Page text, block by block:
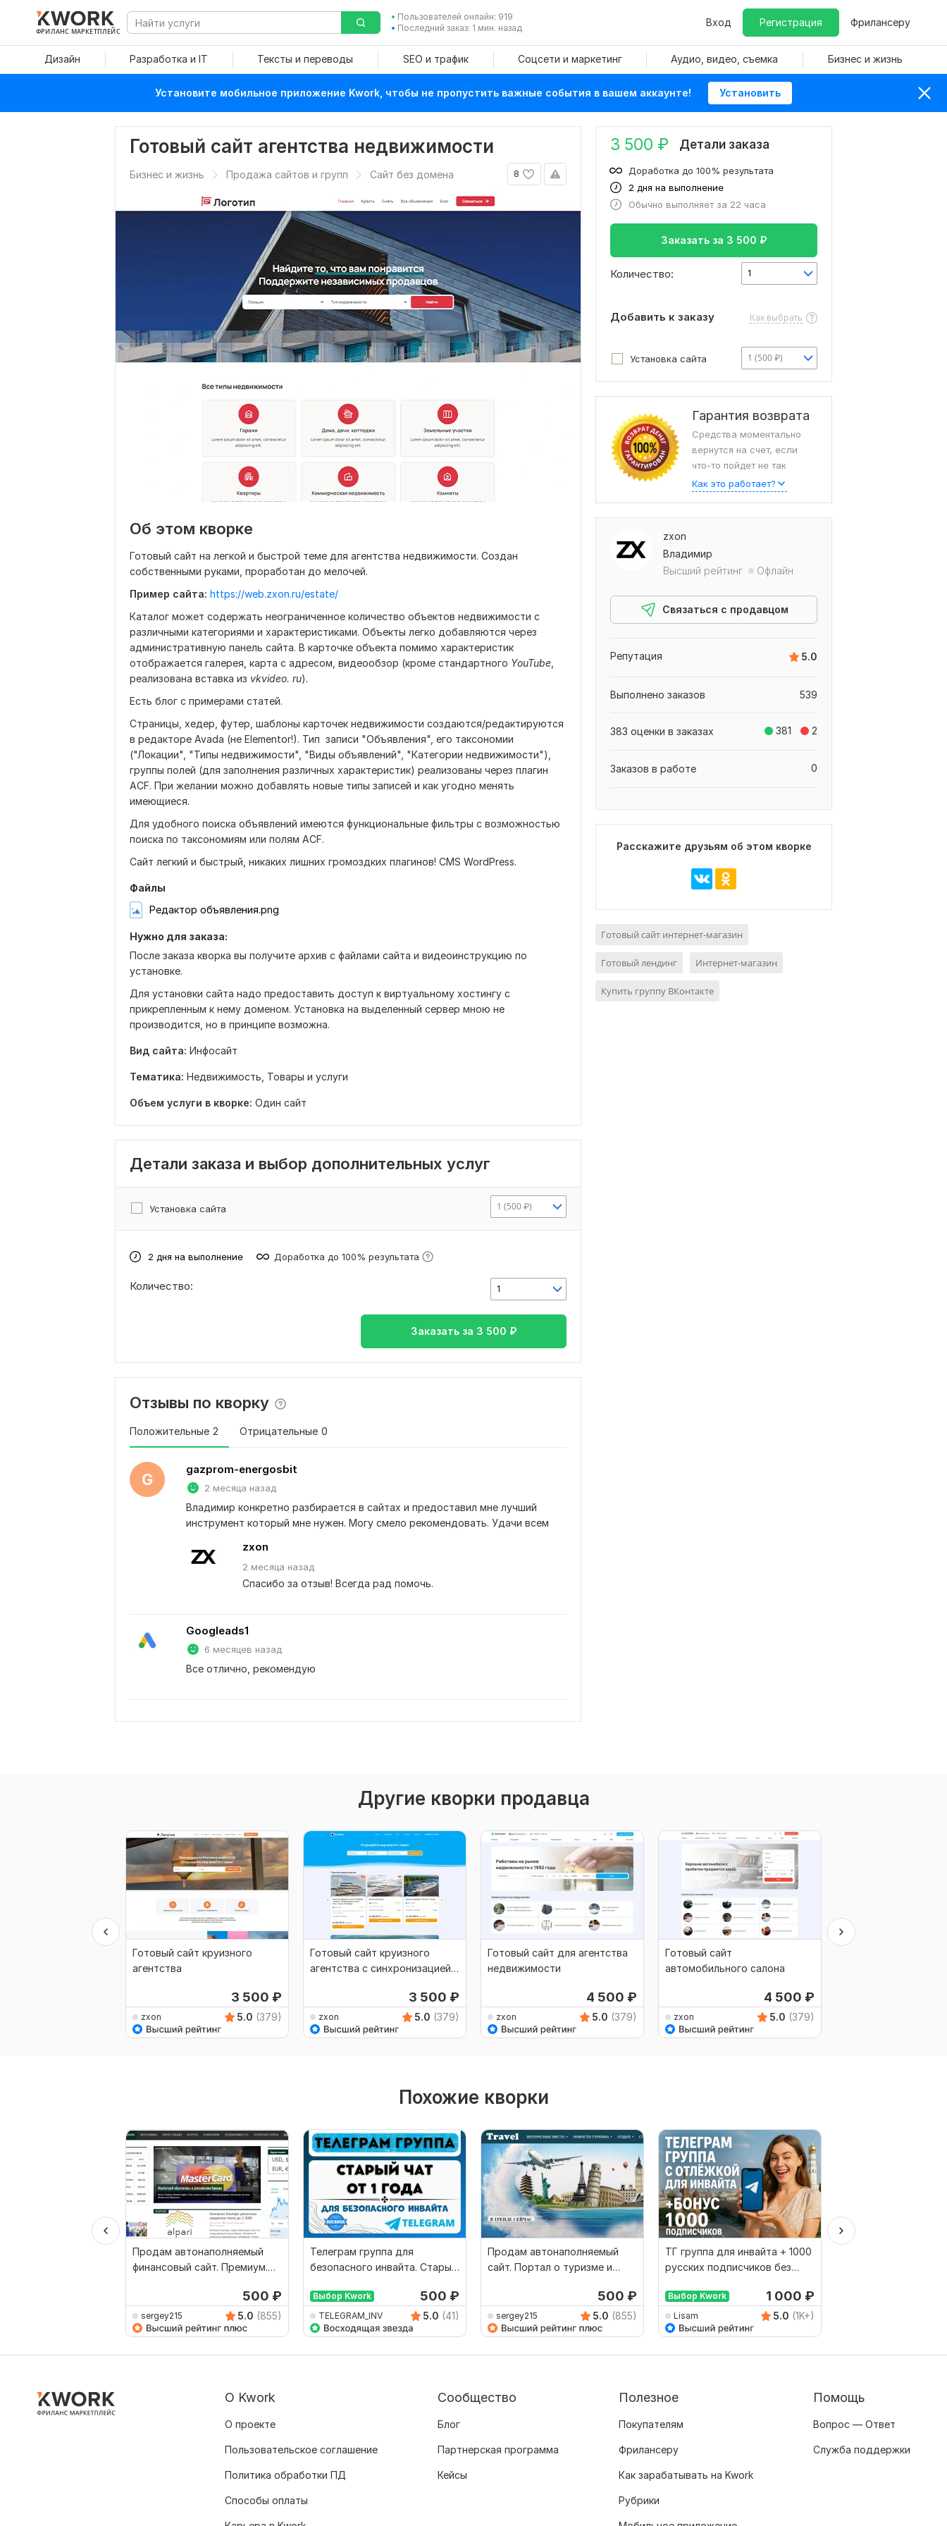
ФРИЛАНС МАРКЕТПЛЕЙС
Пользователей онлайн: 919
Последний заказ: 1 мин. назад
Вход Регистрация Фрилансеру
Дизайн Разработка и IT Тексты и переводы SEO и трафик Соцсети и маркетинг Аудио, видео, съемка Бизнес и жизнь
Установите мобильное приложение Kwork, чтобы не пропустить важные события в вашем аккаунте! Установить
Готовый сайт агентства недвижимости
8
Бизнес и жизнь Продажа сайтов и групп Сайт без домена
Об этом кворке
Готовый сайт на легкой и быстрой теме для агентства недвижимости. Создан
собственными руками, проработан до мелочей.
Пример сайта: https://web.zxon.ru/estate/
Каталог может содержать неограниченное количество объектов недвижимости с
различными категориями и характеристиками. Объекты легко добавляются через
административную панель сайта. В карточке объекта помимо характеристик
отображается галерея, карта с адресом, видеообзор (кроме стандартного YouTube
реализована вставка из vkvideo. ru).
Есть блог с примерами статей.
Страницы, хедер, футер, шаблоны карточек недвижимости создаются/редактируются
в редакторе Avada (не Elementor!). Тип записи "Объявления", его таксономии
("Локации", "Типы недвижимости", "Виды объявлений", "Категории недвижимости"),
группы полей (для заполнения различных характеристик) реализованы через плагин
ACF. При желании можно добавлять новые типы записей и как угодно менять
имеющиеся.
Для удобного поиска объявлений имеются функциональные фильтры с возможностью
поиска по таксономиям или полям ACF.
Сайт легкий и быстрый, никаких лишних громоздких плагинов! CMS WordPress.
Файлы
Редактор объявления.png
Нужно для заказа:
После заказа кворка вы получите архив с файлами сайта и видеоинструкцию по
установке.
Для установки сайта надо предоставить доступ к виртуальному хостингу с
прикрепленным к нему доменом. Установка на выделенный сервер мною не
производится, но в принципе возможна.
Вид сайта: Инфосайт
Тематика: Недвижимость, Товары и услуги
Объем услуги в кворке: Один сайт
Детали заказа и выбор дополнительных услуг
Установка сайта 1 (500 ₽)
2 дня на выполнение Доработка до 100% результата
1
Количество:
Заказать за 3 500 ₽
Отзывы по кворку
Положительные 2 Отрицательные 0
G
gazprom-energosbit
2 месяца назад
Владимир конкретно разбирается в сайтах и предоставил мне лучший
инструмент который мне нужен. Могу смело рекомендовать. Удачи всем
zxon
2 месяца назад
Спасибо за отзыв! Всегда рад помочь.
Googleads1
6 месяцев назад
Все отлично, рекомендую
3 500 ₽ Детали заказа
2 дня на выполнение
Доработка до 100% результата
Обычно выполняет за 22 часа
Заказать за 3 500 ₽
Количество: 1
Добавить к заказу Как выбрать
Установка сайта 1 (500 ₽)
Гарантия возврата
Средства моментально
вернутся на счет, если
что-то пойдет не так
Как это работает?
zxon
Владимир
Высший рейтинг
Офлайн
Связаться с продавцом
5.0
Репутация
539
Выполнено заказов
381 2
383 оценки в заказах
0
Заказов в работе
Расскажите друзьям об этом кворке
Готовый сайт интернет-магазин
Готовый лендинг Интернет-магазин
Купить группу ВКонтакте
Другие кворки продавца
Готовый сайт круизного
агентства
3 500 ₽
zxon 5.0 (379)
Готовый сайт круизного
агентства с синхронизацией
3 500 ₽
zxon 5.0 (379)
Готовый сайт для агентства
недвижимости
4 500 ₽
zxon 5.0 (379)
Готовый сайт
автомобильного салона
4 500 ₽
zxon 5.0 (379)
Похожие кворки
Продам автонаполняемый
финансовый сайт. Премиум.
500 ₽
sergey215 5.0 (855)
Телеграм группа для
безопасного инвайта. Старый
Выбор Kwork 500 ₽
TELEGRAM_INV 5.0 (41)
Продам автонаполняемый
сайт. Портал о туризме и
500 ₽
sergey215 5.0 (855)
ТГ группа для инвайта + 1000
русских подписчиков без
Выбор Kwork 1 000 ₽
Lisam 5.0 (1K+)
О Kwork
О проекте
Пользовательское соглашение
Политика обработки ПД
Способы оплаты
Сообщество
Блог
Партнерская программа
Кейсы
Полезное
Покупателям
Фрилансеру
Как зарабатывать на Kwork
Рубрики
Помощь
Вопрос — Ответ
Служба поддержки